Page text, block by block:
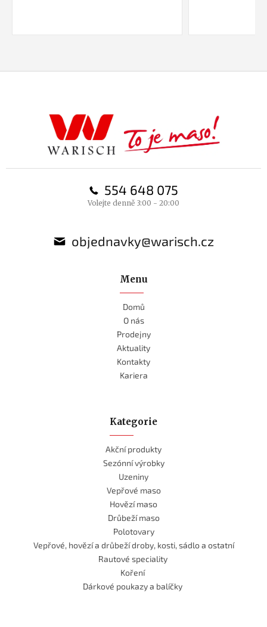
554 648 075
Volejte denně 3:00 - 20:00
objednavky@warisch.cz
Menu
Domů
O nás
Prodejny
Aktuality
Kontakty
Kariera
Kategorie
Akční produkty
Sezónní výrobky
Uzeniny
Vepřové maso
Hovězí maso
Drůbeží maso
Polotovary
Vepřové, hovězí a drůbeží droby, kosti, sádlo a ostatní
Rautové speciality
Koření
Dárkové poukazy a balíčky